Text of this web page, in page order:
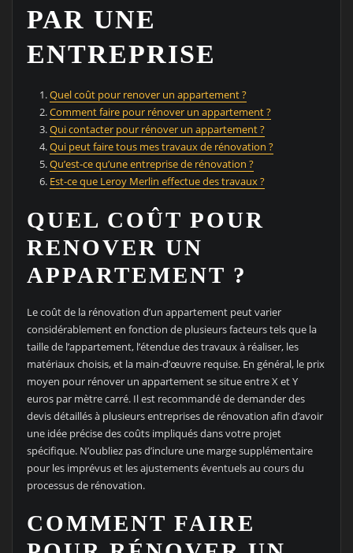
PAR UNE
ENTREPRISE
Quel coût pour renover un appartement ?
Comment faire pour rénover un appartement ?
Qui contacter pour rénover un appartement ?
Qui peut faire tous mes travaux de rénovation ?
Qu’est-ce qu’une entreprise de rénovation ?
Est-ce que Leroy Merlin effectue des travaux ?
QUEL COÛT POUR
RENOVER UN
APPARTEMENT ?
Le coût de la rénovation d’un appartement peut varier
considérablement en fonction de plusieurs facteurs tels que la
taille de l’appartement, l’étendue des travaux à réaliser, les
matériaux choisis, et la main-d’œuvre requise. En général, le prix
moyen pour rénover un appartement se situe entre X et Y
euros par mètre carré. Il est recommandé de demander des
devis détaillés à plusieurs entreprises de rénovation afin d’avoir
une idée précise des coûts impliqués dans votre projet
spécifique. N’oubliez pas d’inclure une marge supplémentaire
pour les imprévus et les ajustements éventuels au cours du
processus de rénovation.
COMMENT FAIRE